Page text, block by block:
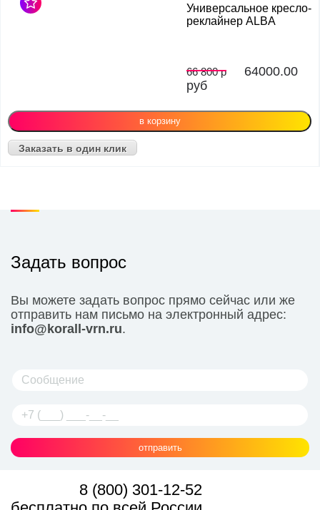
Универсальное кресло-
реклайнер ALBA
66 800 р
64000.00
руб
Заказать в один клик
Задать вопрос
Вы можете задать вопрос прямо сейчас или же
отправить нам письмо на электронный адрес:
info@korall-vrn.ru.
отправить
8 (800) 301-12-52